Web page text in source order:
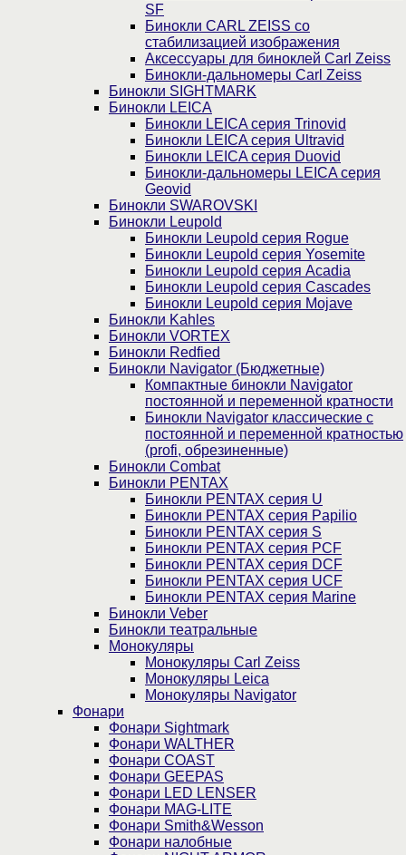
SF
Бинокли CARL ZEISS со
стабилизацией изображения
Аксессуары для биноклей Carl Zeiss
Бинокли-дальномеры Carl Zeiss
Бинокли SIGHTMARK
Бинокли LEICA
Бинокли LEICA серия Trinovid
Бинокли LEICA серия Ultravid
Бинокли LEICA серия Duovid
Бинокли-дальномеры LEICA серия
Geovid
Бинокли SWAROVSKI
Бинокли Leupold
Бинокли Leupold серия Rogue
Бинокли Leupold серия Yosemite
Бинокли Leupold серия Acadia
Бинокли Leupold серия Cascades
Бинокли Leupold серия Mojave
Бинокли Kahles
Бинокли VORTEX
Бинокли Redfied
Бинокли Navigator (Бюджетные)
Компактные бинокли Navigator
постоянной и переменной кратности
Бинокли Navigator классические с
постоянной и переменной кратностью
(profi, обрезиненные)
Бинокли Combat
Бинокли PENTAX
Бинокли PENTAX серия U
Бинокли PENTAX серия Papilio
Бинокли PENTAX серия S
Бинокли PENTAX серия PCF
Бинокли PENTAX серия DCF
Бинокли PENTAX серия UCF
Бинокли PENTAX серия Marine
Бинокли Veber
Бинокли театральные
Монокуляры
Монокуляры Carl Zeiss
Монокуляры Leica
Монокуляры Navigator
Фонари
Фонари Sightmark
Фонари WALTHER
Фонари COAST
Фонари GEEPAS
Фонари LED LENSER
Фонари MAG-LITE
Фонари Smith&Wesson
Фонари налобные